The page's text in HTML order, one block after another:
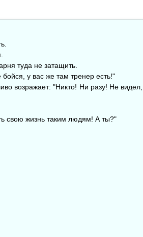
туда не затащить.
у вас же там тренер есть!"
возражает: "Никто! Ни разу! Не
свою жизнь таким людям! А ты?"